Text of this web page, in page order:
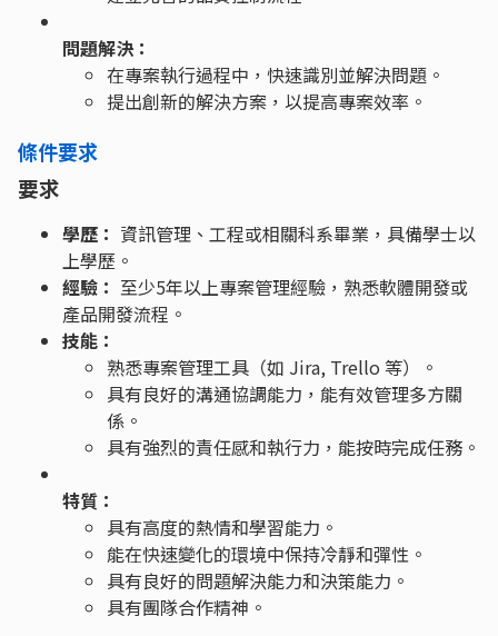
問題解決：
在專案執行過程中，快速識別並解決問題。
提出創新的解決方案，以提高專案效率。
條件要求
要求
學歷： 資訊管理、工程或相關科系畢業，具備學士以
上學歷。
經驗： 至少5年以上專案管理經驗，熟悉軟體開發或
產品開發流程。
技能：
熟悉專案管理工具（如 Jira, Trello 等）。
具有良好的溝通協調能力，能有效管理多方關
係。
具有強烈的責任感和執行力，能按時完成任務。
特質：
具有高度的熱情和學習能力。
能在快速變化的環境中保持冷靜和彈性。
具有良好的問題解決能力和決策能力。
具有團隊合作精神。